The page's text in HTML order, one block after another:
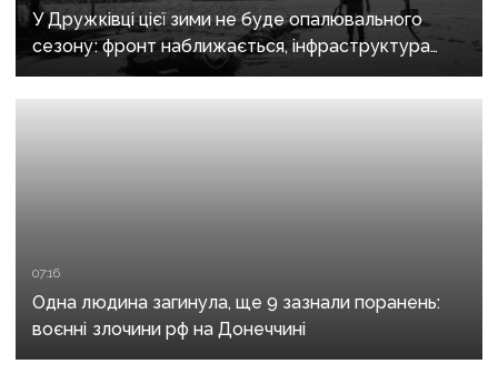
У Дружківці цієї зими не буде опалювального
сезону: фронт наближається, інфраструктура
критично зруйнована
07:16
Одна людина загинула, ще 9 зазнали поранень:
воєнні злочини рф на Донеччині